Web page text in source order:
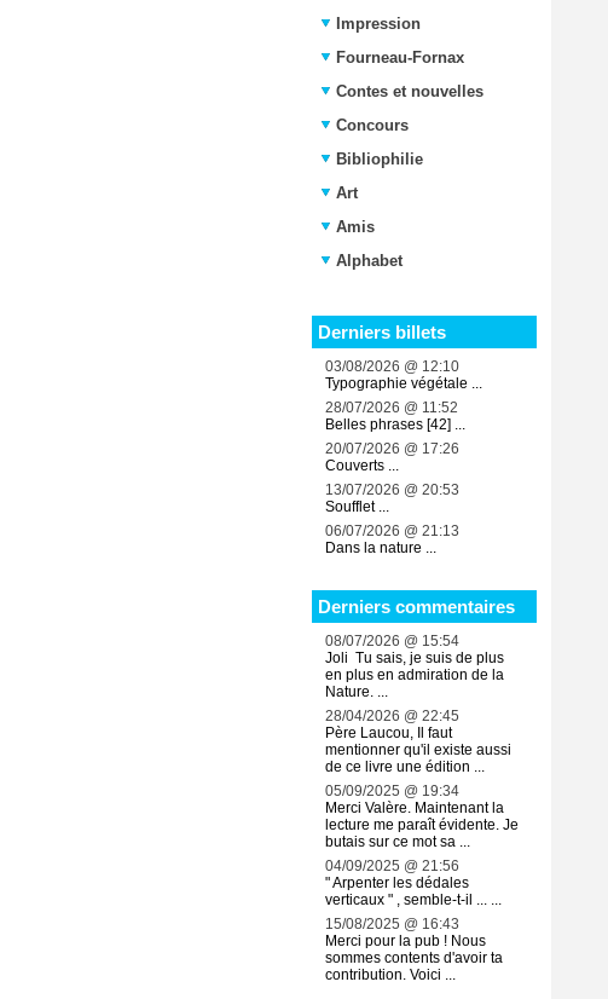
Impression
Fourneau-Fornax
Contes et nouvelles
Concours
Bibliophilie
Art
Amis
Alphabet
Derniers billets
03/08/2026 @ 12:10
Typographie végétale ...
28/07/2026 @ 11:52
Belles phrases [42] ...
20/07/2026 @ 17:26
Couverts ...
13/07/2026 @ 20:53
Soufflet ...
06/07/2026 @ 21:13
Dans la nature ...
Derniers commentaires
08/07/2026 @ 15:54
Joli Tu sais, je suis de plus
en plus en admiration de la
Nature. ...
28/04/2026 @ 22:45
Père Laucou, Il faut
mentionner qu'il existe aussi
de ce livre une édition ...
05/09/2025 @ 19:34
Merci Valère. Maintenant la
lecture me paraît évidente. Je
butais sur ce mot sa ...
04/09/2025 @ 21:56
" Arpenter les dédales
verticaux " , semble-t-il ... ...
15/08/2025 @ 16:43
Merci pour la pub ! Nous
sommes contents d'avoir ta
contribution. Voici ...